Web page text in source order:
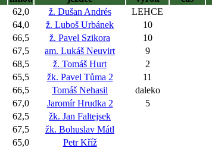
62,0 ž. Dušan Andrés LEHCE
64,0 ž. Luboš Urbánek 10
66,5 ž. Pavel Szikora 10
67,5 am. Lukáš Neuvirt 9
68,5 ž. Tomáš Hurt 2
65,5 žk. Pavel Tůma 2 11
66,5 Tomáš Nehasil daleko
67,0 Jaromír Hrudka 2 5
62,5 žk. Jan Faltejsek
67,5 žk. Bohuslav Mátl
65,0 Petr Kříž